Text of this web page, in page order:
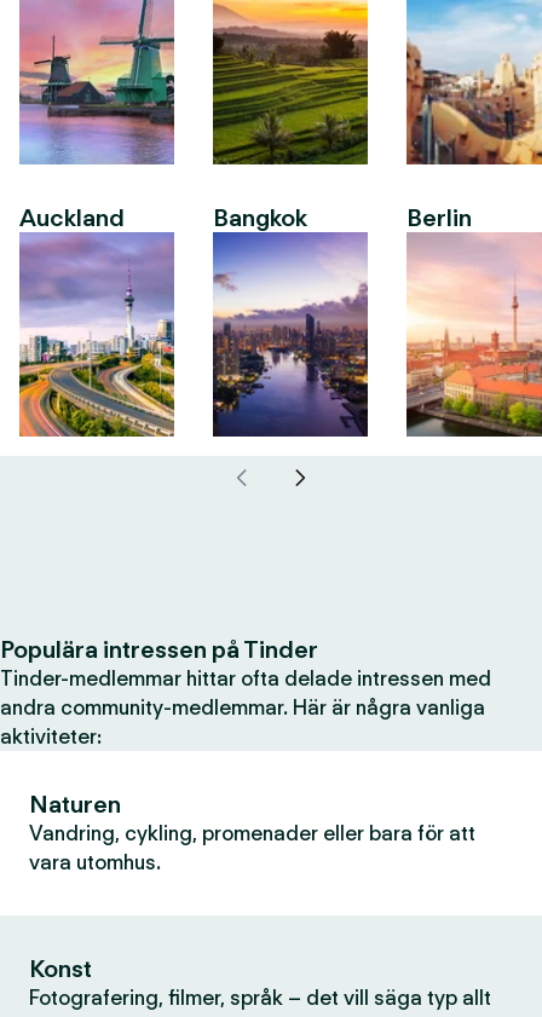
Auckland Bangkok Berlin
Populära intressen på Tinder
Tinder-medlemmar hittar ofta delade intressen med
andra community-medlemmar. Här är några vanliga
aktiviteter:
Naturen
Vandring, cykling, promenader eller bara för att
vara utomhus.
Konst
Fotografering, filmer, språk – det vill säga typ allt